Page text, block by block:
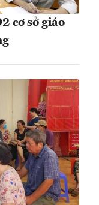
cơ sở giáo